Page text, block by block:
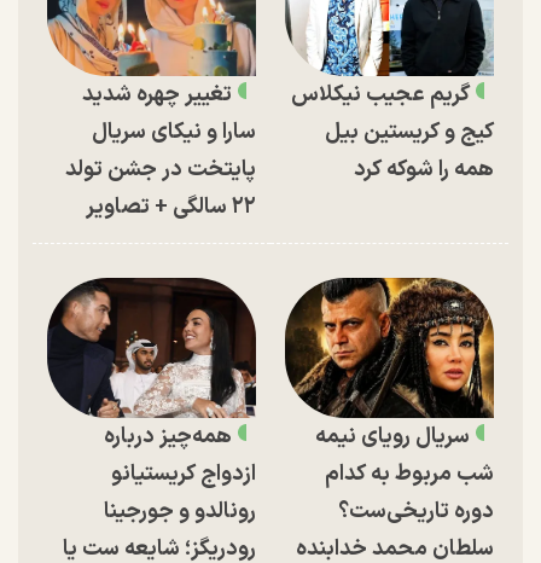
گریم عجیب نیکلاس
کیج و کریستین بیل
همه را شوکه کرد
تغییر چهره شدید
سارا و نیکای سریال
پایتخت در جشن تولد
۲۲ سالگی + تصاویر
سریال رویای نیمه
شب مربوط به کدام
دوره تاریخی‌ست؟
سلطان محمد خدابنده
همه‌چیز درباره
ازدواج کریستیانو
رونالدو و جورجینا
رودریگز؛ شایعه ست یا